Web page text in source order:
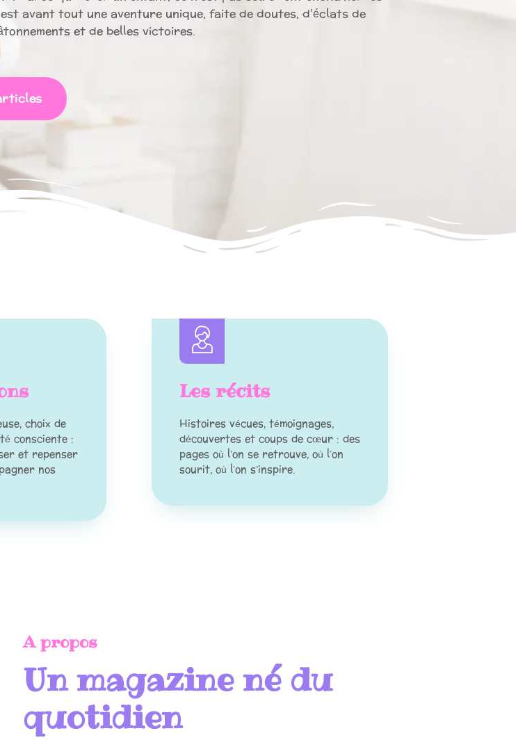
avant tout une aventure unique, faite de doutes, d’éclats de
et de belles victoires.
choix de
consciente :
et repenser
nos
Les récits
Histoires vécues, témoignages,
découvertes et coups de cœur : des
pages où l’on se retrouve, où l’on
sourit, où l’on s’inspire.
A propos
Un magazine né du
quotidien